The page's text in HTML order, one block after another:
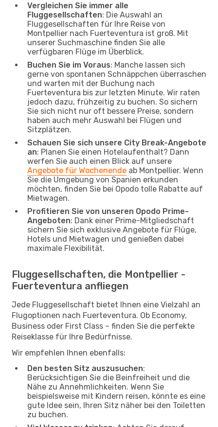
Vergleichen Sie immer alle
Fluggesellschaften: Die Auswahl an
Fluggesellschaften für Ihre Reise von
Montpellier nach Fuerteventura ist groß. Mit
unserer Suchmaschine finden Sie alle
verfügbaren Flüge im Überblick.
Buchen Sie im Voraus: Manche lassen sich
gerne von spontanen Schnäppchen überraschen
und warten mit der Buchung nach
Fuerteventura bis zur letzten Minute. Wir raten
jedoch dazu, frühzeitig zu buchen. So sichern
Sie sich nicht nur oft bessere Preise, sondern
haben auch mehr Auswahl bei Flügen und
Sitzplätzen.
Schauen Sie sich unsere City Break-Angebote
an: Planen Sie einen Hotelaufenthalt? Dann
werfen Sie auch einen Blick auf unsere
Angebote für Wochenende ab Montpellier. Wenn
Sie die Umgebung von Spanien erkunden
möchten, finden Sie bei Opodo tolle Rabatte auf
Mietwagen.
Profitieren Sie von unseren Opodo Prime-
Angeboten: Dank einer Prime-Mitgliedschaft
sichern Sie sich exklusive Angebote für Flüge,
Hotels und Mietwagen und genießen dabei
maximale Flexibilität.
Fluggesellschaften, die Montpellier -
Fuerteventura anfliegen
Jede Fluggesellschaft bietet Ihnen eine Vielzahl an
Flugoptionen nach Fuerteventura. Ob Economy,
Business oder First Class – finden Sie die perfekte
Reiseklasse für Ihre Bedürfnisse.
Wir empfehlen Ihnen ebenfalls:
Den besten Sitz auszusuchen:
Berücksichtigen Sie die Beinfreiheit und die
Nähe zu Annehmlichkeiten. Wenn Sie
beispielsweise mit Kindern reisen, könnte es eine
gute Idee sein, Ihren Sitz näher bei den Toiletten
zu buchen.